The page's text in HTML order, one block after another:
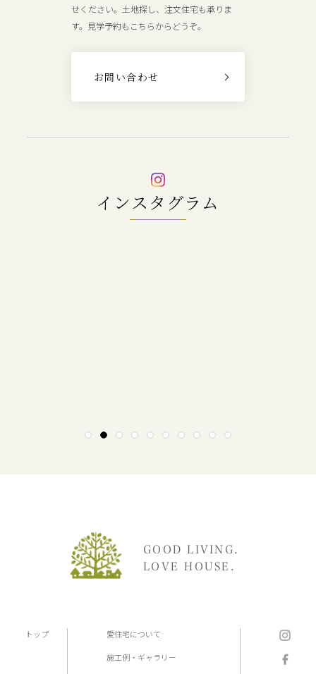
インスタグラム
1 2 3 4 5 6 7 8 9 10
せください。土地探し、注文住宅も承りま
す。見学予約もこちらからどうぞ。
お問い合わせ
GOOD LIVING.
LOVE HOUSE.
トップ 愛住宅について
施工例・ギャラリー